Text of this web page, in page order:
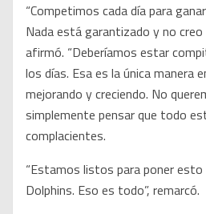
“Competimos cada día para
Nada está garantizado y no creo
afirmó. “Deberíamos estar
los días. Esa es la única manera
mejorando y creciendo. No
simplemente pensar que todo
complacientes.
“Estamos listos para poner esto
Dolphins. Eso es todo”, remarcó.